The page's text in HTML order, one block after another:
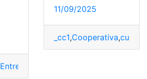
Entretenimiento
11/09/2025
_cc1,Cooperativa,cuenta